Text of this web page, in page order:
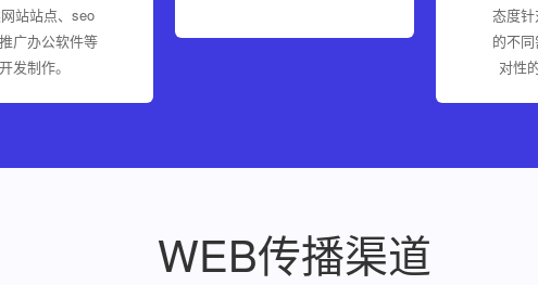
站站点、seo
广办公软件等
开发制作。
态度
的不
对性
WEB传播渠道